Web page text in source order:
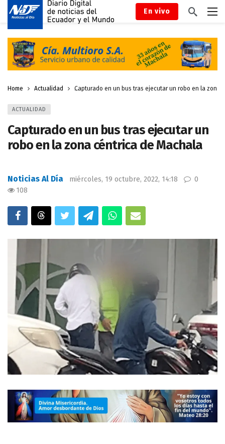
En vivo
Home Actualidad Capturado en un bus tras ejecutar un robo en la zona
ACTUALIDAD
Capturado en un bus tras ejecutar un
robo en la zona céntrica de Machala
Noticias Al Día miércoles, 19 octubre, 2022, 14:18
0
108